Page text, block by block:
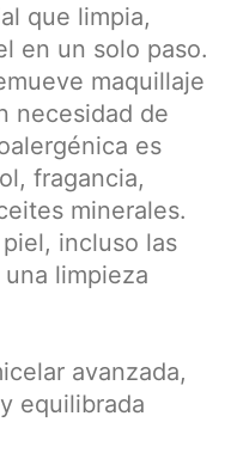
que limpia,
en un solo paso.
maquillaje
necesidad de
es
fragancia,
minerales.
incluso las
limpieza
avanzada,
equilibrada